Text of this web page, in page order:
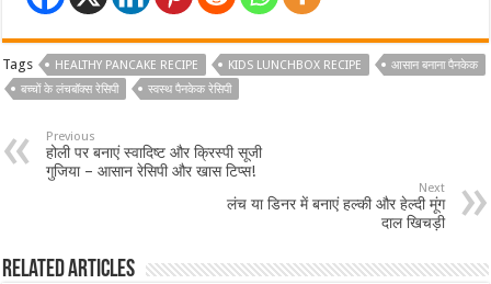
Tags HEALTHY PANCAKE RECIPE KIDS LUNCHBOX RECIPE
आसान बनाना पैनकेक
बच्चों के लंचबॉक्स रेसिपी
स्वस्थ पैनकेक रेसिपी
Previous
होली पर बनाएं स्वादिष्ट और क्रिस्पी सूजी
गुजिया – आसान रेसिपी और खास टिप्स!
Next
लंच या डिनर में बनाएं हल्की और हेल्दी मूंग
दाल खिचड़ी
Related Articles